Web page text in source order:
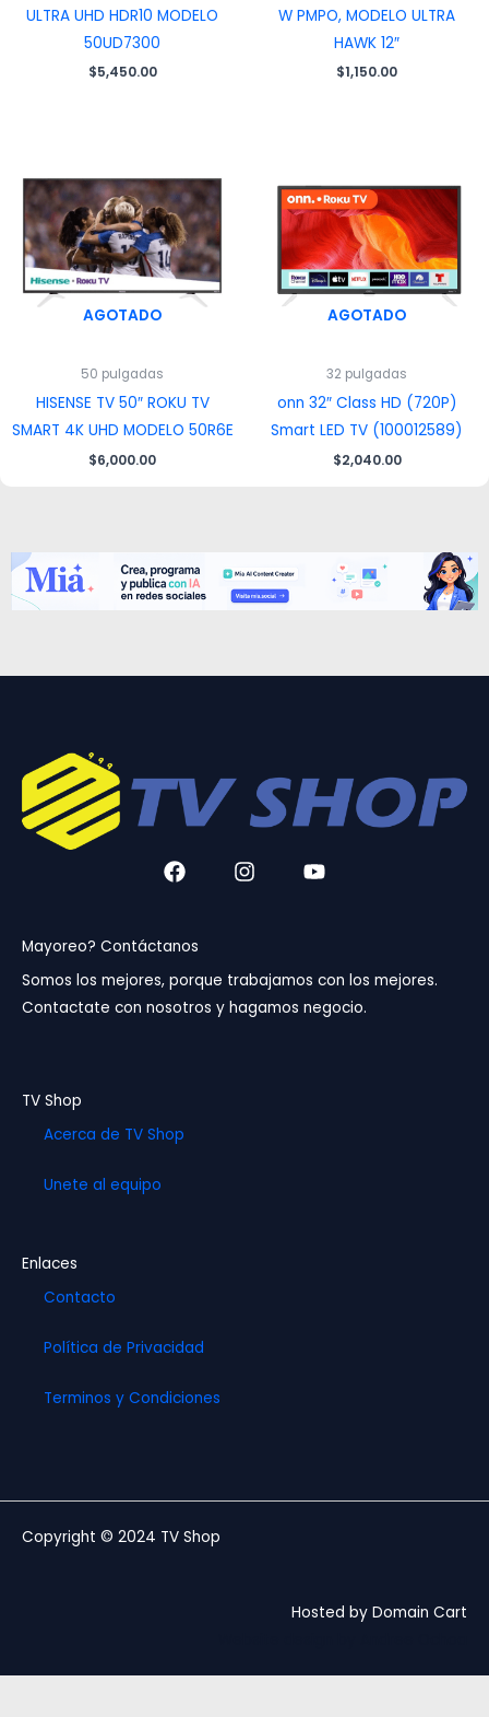
ULTRA UHD HDR10 MODELO
50UD7300
$5,450.00
W PMPO, MODELO ULTRA
HAWK 12″
$1,150.00
AGOTADO
50 pulgadas
HISENSE TV 50″ ROKU TV
SMART 4K UHD MODELO 50R6E
$6,000.00
AGOTADO
32 pulgadas
onn 32″ Class HD (720P)
Smart LED TV (100012589)
$2,040.00
F
a
b
o
o
k
I
n
g
r
a
Y
o
b
e
Mayoreo? Contáctanos
Somos los mejores, porque trabajamos con los mejores.
Contactate con nosotros y hagamos negocio.
TV Shop
Acerca de TV Shop
Unete al equipo
Enlaces
Contacto
Política de Privacidad
Terminos y Condiciones
Copyright © 2024 TV Shop
Hosted by Domain Cart